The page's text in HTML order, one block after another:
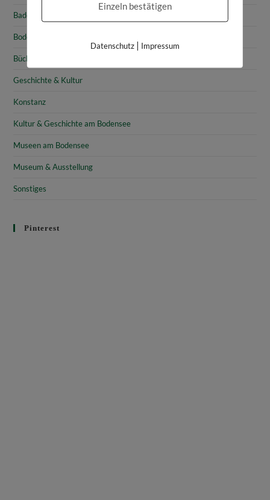
Baden-Württemberg
Bodensee
Bücher & Rezensionen
Geschichte & Kultur
Konstanz
Kultur & Geschichte am Bodensee
Museen am Bodensee
Museum & Ausstellung
Sonstiges
Pinterest
Einzeln bestätigen
Datenschutz| Impressum